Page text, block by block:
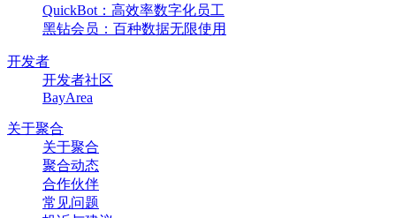
QuickBot：高效率数字化员工
黑钻会员：百种数据无限使用
开发者
开发者社区
BayArea
关于聚合
关于聚合
聚合动态
合作伙伴
常见问题